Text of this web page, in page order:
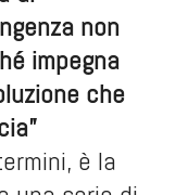
non
impegna
che
è la